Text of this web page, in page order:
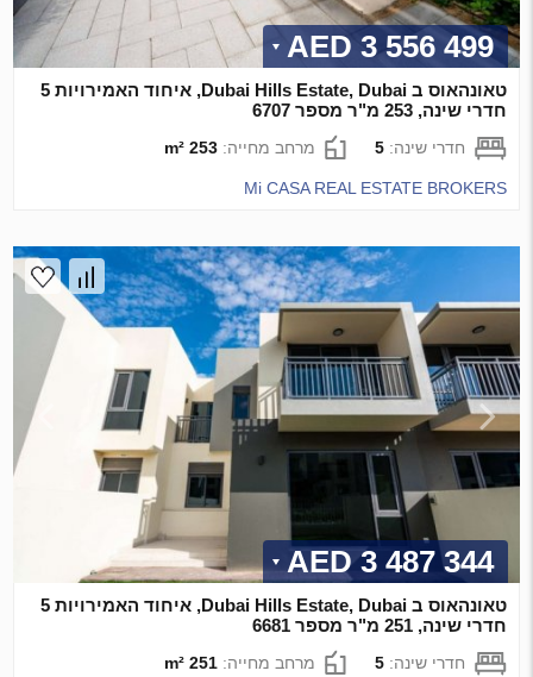
3 556 499 AED
טאונהאוס ב Dubai Hills Estate, Dubai, איחוד האמירויות 5
חדרי שינה, 253 מ"ר מספר 6707
חדרי שינה:5 מרחב מחייה:253 m²
Mi CASA REAL ESTATE BROKERS
3 487 344 AED
טאונהאוס ב Dubai Hills Estate, Dubai, איחוד האמירויות 5
חדרי שינה, 251 מ"ר מספר 6681
חדרי שינה:5 מרחב מחייה:251 m²